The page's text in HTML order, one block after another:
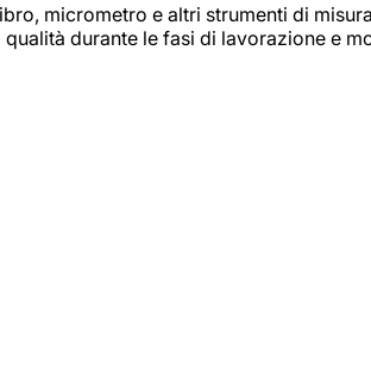
micrometro e altri strumenti di
durante le fasi di lavorazione e